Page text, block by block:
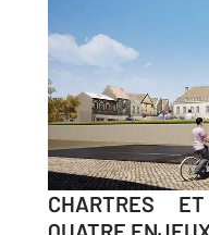
CHARTRES